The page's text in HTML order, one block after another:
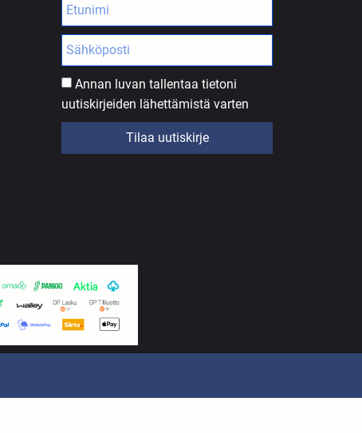
Annan luvan tallentaa tietoni
uutiskirjeiden lähettämistä varten
Tilaa uutiskirje